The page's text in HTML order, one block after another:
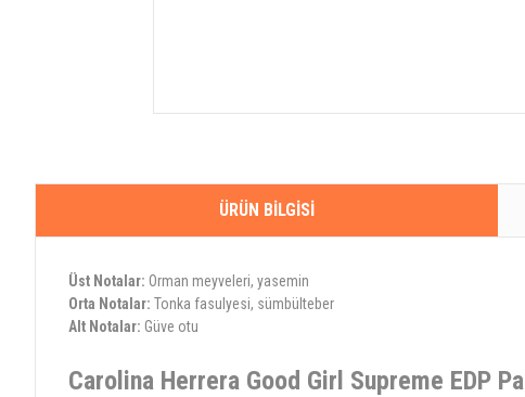
ÜRÜN BILGISI
Üst Notalar: Orman meyveleri, yasemin
Orta Notalar: Tonka fasulyesi, sümbülteber
Alt Notalar: Güve otu
Carolina Herrera Good Girl Supreme EDP